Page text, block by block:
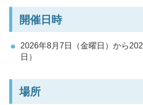
開催日時
2026年8月7日（金曜日）から
日）
場所